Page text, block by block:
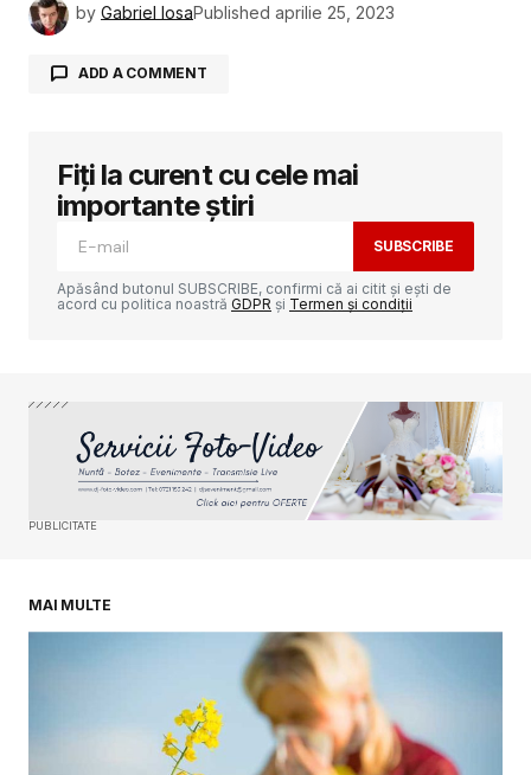
by Gabriel IosaPublished aprilie 25, 2023
ADD A COMMENT
Adresa ta de email nu va fi publicată.
Câmpurile obligatorii sunt marcate cu
Your E-mail*
Fiți la curent cu cele mai
importante știri
SUBSCRIBE
Apăsând butonul SUBSCRIBE, confirmi că ai citit și ești de
acord cu politica noastră GDPR și Termen și condiții
PUBLICITATE
MAI MULTE